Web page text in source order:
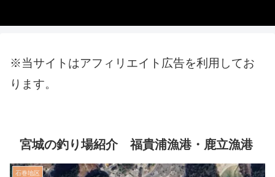
※当サイトはアフィリエイト広告を利用してお
ります。
宮城の釣り場紹介 福貴浦漁港・鹿立漁港
石巻地区